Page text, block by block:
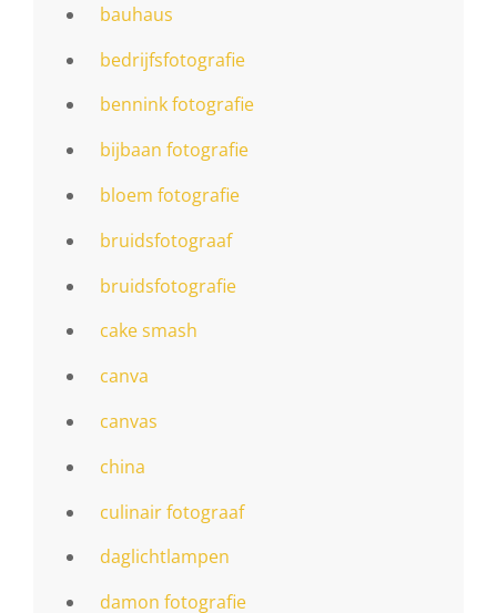
bauhaus
bedrijfsfotografie
bennink fotografie
bijbaan fotografie
bloem fotografie
bruidsfotograaf
bruidsfotografie
cake smash
canva
canvas
china
culinair fotograaf
daglichtlampen
damon fotografie